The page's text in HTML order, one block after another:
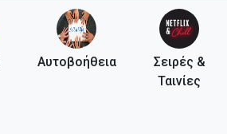
Αυτοβοήθεια
Σειρές &
Ταινίες